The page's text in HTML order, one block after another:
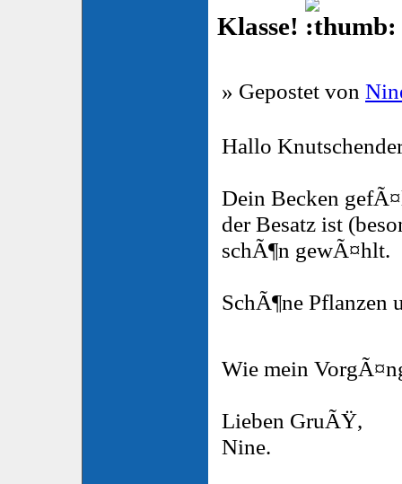
Klasse!
» Gepostet von
Hallo
Dein Becken
der Besatz ist
schÃ¶n gewÃ¤hlt.
SchÃ¶ne Pflanzen
Wie mein
Lieben GruÃŸ,
Nine.